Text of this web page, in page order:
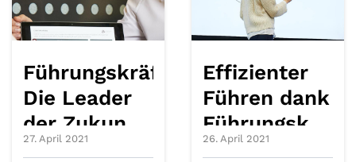
Führungskräfteentwicklung:
Die Leader
der Zukunft
ausbilden
27. April 2021
Effizienter
Führen dank
Coaching
26. April 2021